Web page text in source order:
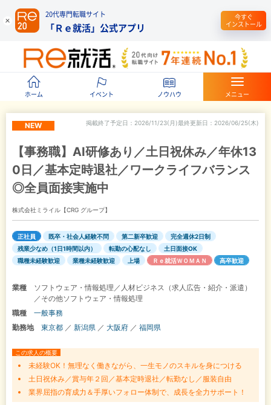
20代専門転職サイト
「Ｒｅ就活」公式アプリ
今すぐ
インストール
ホーム イベント ノウハウ メニュー
NEW 最終更新日 2026/06/25(木)
掲載終了予定日 2026/11/23(月)
【事務職】AI研修あり／土日祝休み／年休13
0日／基本定時退社／ワークライフバランス
◎全員面接実施中
株式会社ミライル【CRG グループ】
正社員 既卒・社会人経験不問 第二新卒歓迎
完全週休2日制
残業少なめ（1日1時間以内）
転勤の心配なし
土日面接OK
職種未経験歓迎
業種未経験歓迎 上場 Ｒｅ就活ＷＯＭＡＮ 高卒歓迎
業種
ソフトウェア・情報処理／人材ビジネス（求人広告・紹介・派遣）
／その他ソフトウェア・情報処理
職種
一般事務
勤務地
東京都 ／ 新潟県 ／ 大阪府 ／ 福岡県
この求人の概要
未経験OK！無理なく働きながら、一生モノのスキルを身につける
土日祝休み／賞与年２回／基本定時退社／転勤なし／服装自由
業界屈指の育成力＆手厚いフォロー体制で、成長を全力サポート！